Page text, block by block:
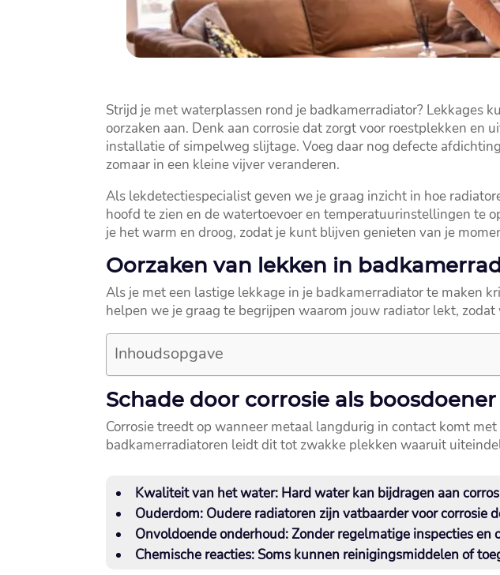
Strijd je met waterplassen rond je badkamerradiator? Lekkages
oorzaken aan.​ Denk aan corrosie dat zorgt voor roestplekken
installatie of simpelweg slijtage.​ Voeg daar nog defecte
zomaar in een kleine vijver veranderen.​
Als lekdetectiespecialist geven we je graag inzicht in hoe
hoofd te zien en de watertoevoer en temperatuurinstellingen te
je het warm en droog, zodat je kunt blijven genieten van je
Oorzaken van lekken in
Als je met een lastige lekkage in je badkamerradiator te maken
helpen we je graag te begrijpen waarom jouw radiator lekt,
Inhoudsopgave
Schade door corrosie als boosdoener
Corrosie treedt op wanneer metaal langdurig in contact komt
badkamerradiatoren leidt dit tot zwakke plekken waaruit
Kwaliteit van het water: Hard water kan bijdragen aan
Ouderdom: Oudere radiatoren zijn vatbaarder voor corrosie
Onvoldoende onderhoud:Zonder regelmatige inspecties en
Chemische reacties: Soms kunnen reinigingsmiddelen of